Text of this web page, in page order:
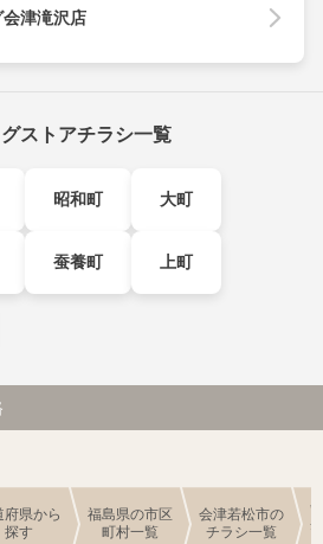
津滝沢店
ストアチラシ一覧
昭和町 大町
蚕養町 上町
府県から
探す
福島県の市区
町村一覧
会津若松市の
チラシ一覧